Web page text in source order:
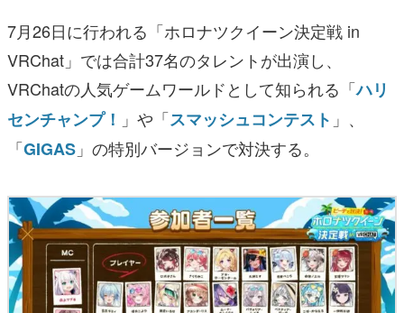
7月26日に行われる「ホロナツクイーン決定戦 in
VRChat」では合計37名のタレントが出演し、
VRChatの人気ゲームワールドとして知られる「ハリ
センチャンプ！ 」や「スマッシュコンテスト 」、
「GIGAS 」の特別バージョンで対決する。